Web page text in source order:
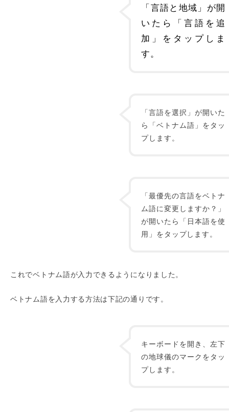
「言語と地域」が開
いたら「言語を追
加」をタップしま
す。
「言語を選択」が開いた
ら「ベトナム語」をタッ
プします。
「最優先の言語をベトナ
ム語に変更しますか？」
が開いたら「日本語を使
用」をタップします。
これでベトナム語が入力できるようになりました。
ベトナム語を入力する方法は下記の通りです。
キーボードを開き、左下
の地球儀のマークをタッ
プします。